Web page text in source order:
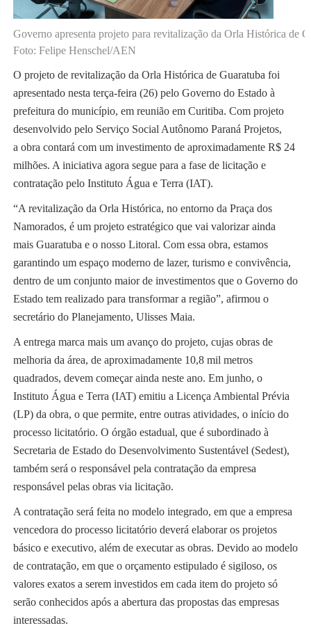
Governo apresenta projeto para revitalização da Orla Histórica de
Foto: Felipe Henschel/AEN
O projeto de revitalização da Orla Histórica de Guaratuba foi
apresentado nesta terça-feira (26) pelo Governo do Estado à
prefeitura do município, em reunião em Curitiba. Com projeto
desenvolvido pelo Serviço Social Autônomo Paraná Projetos,
a obra contará com um investimento de aproximadamente R$ 24
milhões. A iniciativa agora segue para a fase de licitação e
contratação pelo Instituto Água e Terra (IAT).
“A revitalização da Orla Histórica, no entorno da Praça dos
Namorados, é um projeto estratégico que vai valorizar ainda
mais Guaratuba e o nosso Litoral. Com essa obra, estamos
garantindo um espaço moderno de lazer, turismo e convivência,
dentro de um conjunto maior de investimentos que o Governo do
Estado tem realizado para transformar a região”, afirmou o
secretário do Planejamento, Ulisses Maia.
A entrega marca mais um avanço do projeto, cujas obras de
melhoria da área, de aproximadamente 10,8 mil metros
quadrados, devem começar ainda neste ano. Em junho, o
Instituto Água e Terra (IAT) emitiu a Licença Ambiental Prévia
(LP) da obra, o que permite, entre outras atividades, o início do
processo licitatório. O órgão estadual, que é subordinado à
Secretaria de Estado do Desenvolvimento Sustentável (Sedest),
também será o responsável pela contratação da empresa
responsável pelas obras via licitação.
A contratação será feita no modelo integrado, em que a empresa
vencedora do processo licitatório deverá elaborar os projetos
básico e executivo, além de executar as obras. Devido ao modelo
de contratação, em que o orçamento estipulado é sigiloso, os
valores exatos a serem investidos em cada item do projeto só
serão conhecidos após a abertura das propostas das empresas
interessadas.